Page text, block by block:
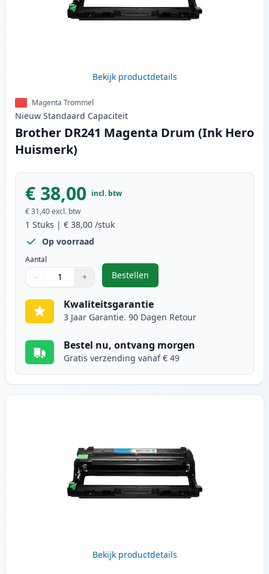
Bekijk productdetails
Magenta Trommel
Nieuw Standaard Capaciteit
Brother DR241 Magenta Drum (Ink Hero
Huismerk)
€ 38,00 incl. btw
€ 31,40excl. btw
1 Stuks | € 38,00 /stuk
Op voorraad
Aantal
Gebruik de knoppen om aan te passen
− +
1
Bestellen
,Brother DR241 Magenta Drum
Kwaliteitsgarantie
3 Jaar Garantie. 90 Dagen Retour
Bestel nu, ontvang morgen
Gratis verzending vanaf € 49
Bekijk productdetails